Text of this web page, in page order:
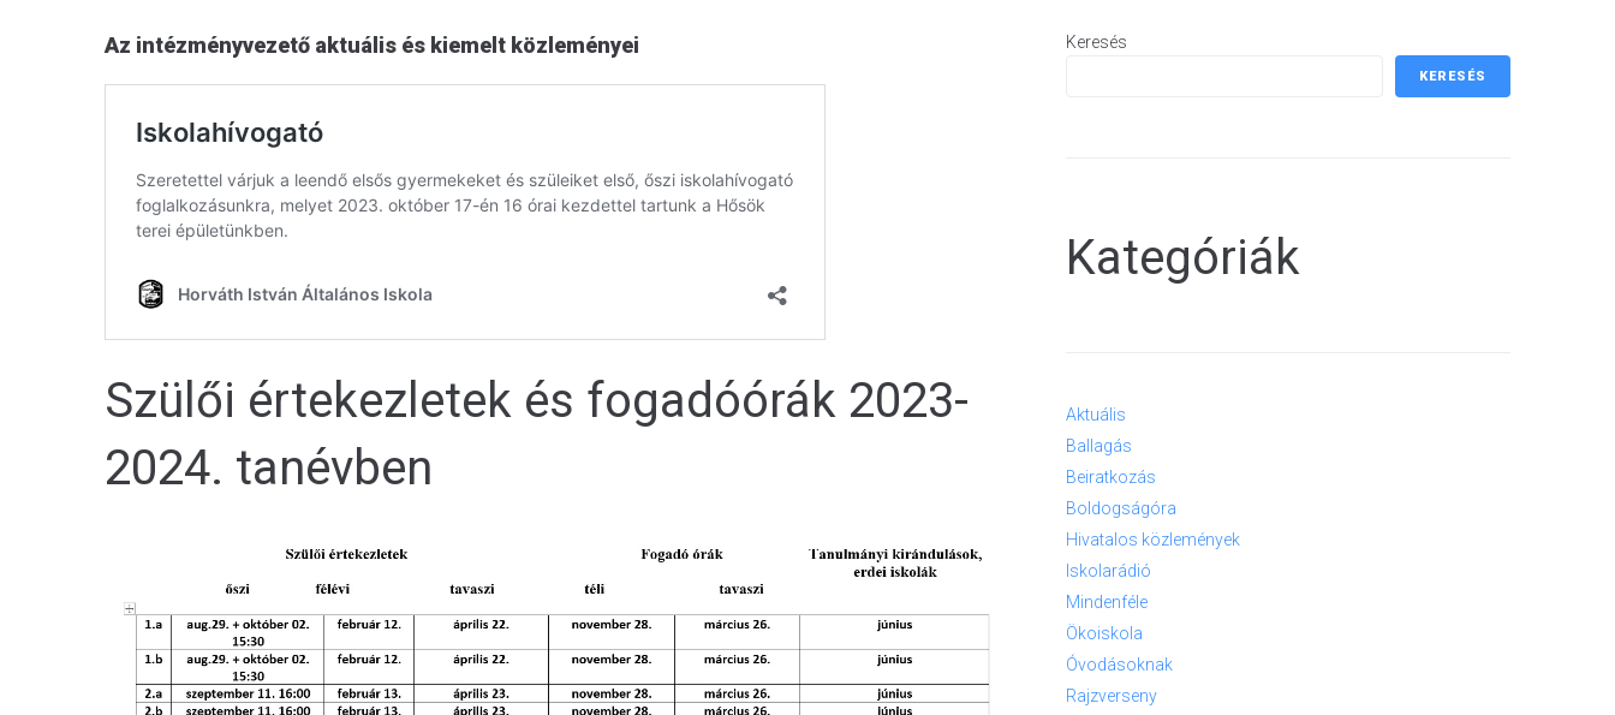
Az intézményvezető aktuális és kiemelt közleményei
Szülői értekezletek és fogadóórák 2023-
2024. tanévben
Keresés
KERESÉS
Kategóriák
Aktuális
Ballagás
Beiratkozás
Boldogságóra
Hivatalos közlemények
Iskolarádió
Mindenféle
Ökoiskola
Óvodásoknak
Rajzverseny